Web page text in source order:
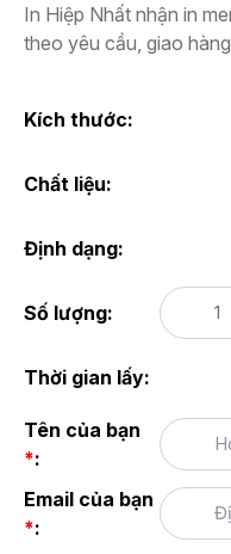
In Hiệp Nhất nhận in
theo yêu cầu, giao
Kích thước:
Chất liệu:
Định dạng:
Số lượng:
Thời gian lấy:
Tên của bạn
*:
Email của bạn
*: